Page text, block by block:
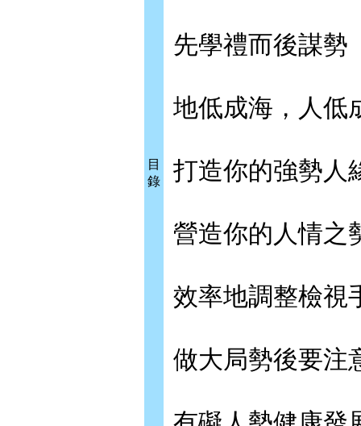
目
錄
先學禮而後謀勢
地低成海，人低
打造你的強勢人
營造你的人情之
效率地調整檢視
做大局勢後要注